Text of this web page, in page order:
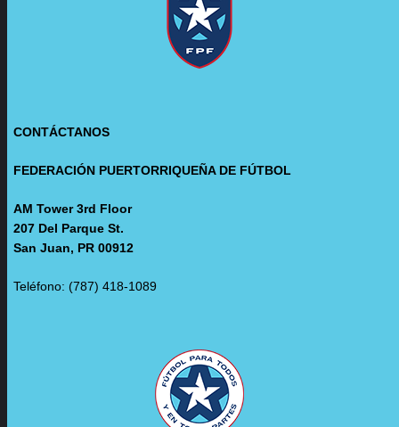
CONTÁCTANOS
FEDERACIÓN PUERTORRIQUEÑA DE FÚTBOL
AM Tower 3rd Floor
207 Del Parque St.
San Juan, PR 00912
Teléfono: (787) 418-1089